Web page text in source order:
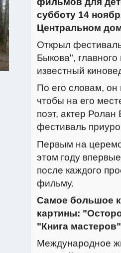
субботу 14
Центральном
Открыл
Быкова",
известный
По его словам, он
чтобы на его
поэт, актер
фестиваль
Первым на
этом году
после каждого
фильму.
Самое большое
картины:
"Книга
Международное